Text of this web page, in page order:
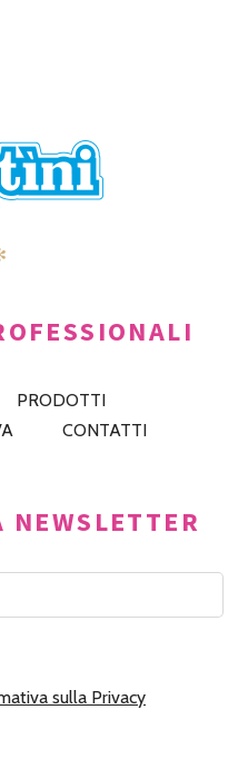
PRODOTTI
CONTATTI
sulla Privacy